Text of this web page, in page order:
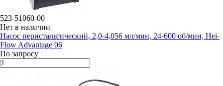
523-51060-00
Нет в наличии
Насос перистальтический, 2,0-4,056 мл/мин, 24-600 об/мин, Hei-
Flow Advantage 06
По запросу